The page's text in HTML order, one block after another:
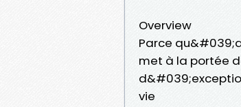
Overview
Parce
met à la portée
vie